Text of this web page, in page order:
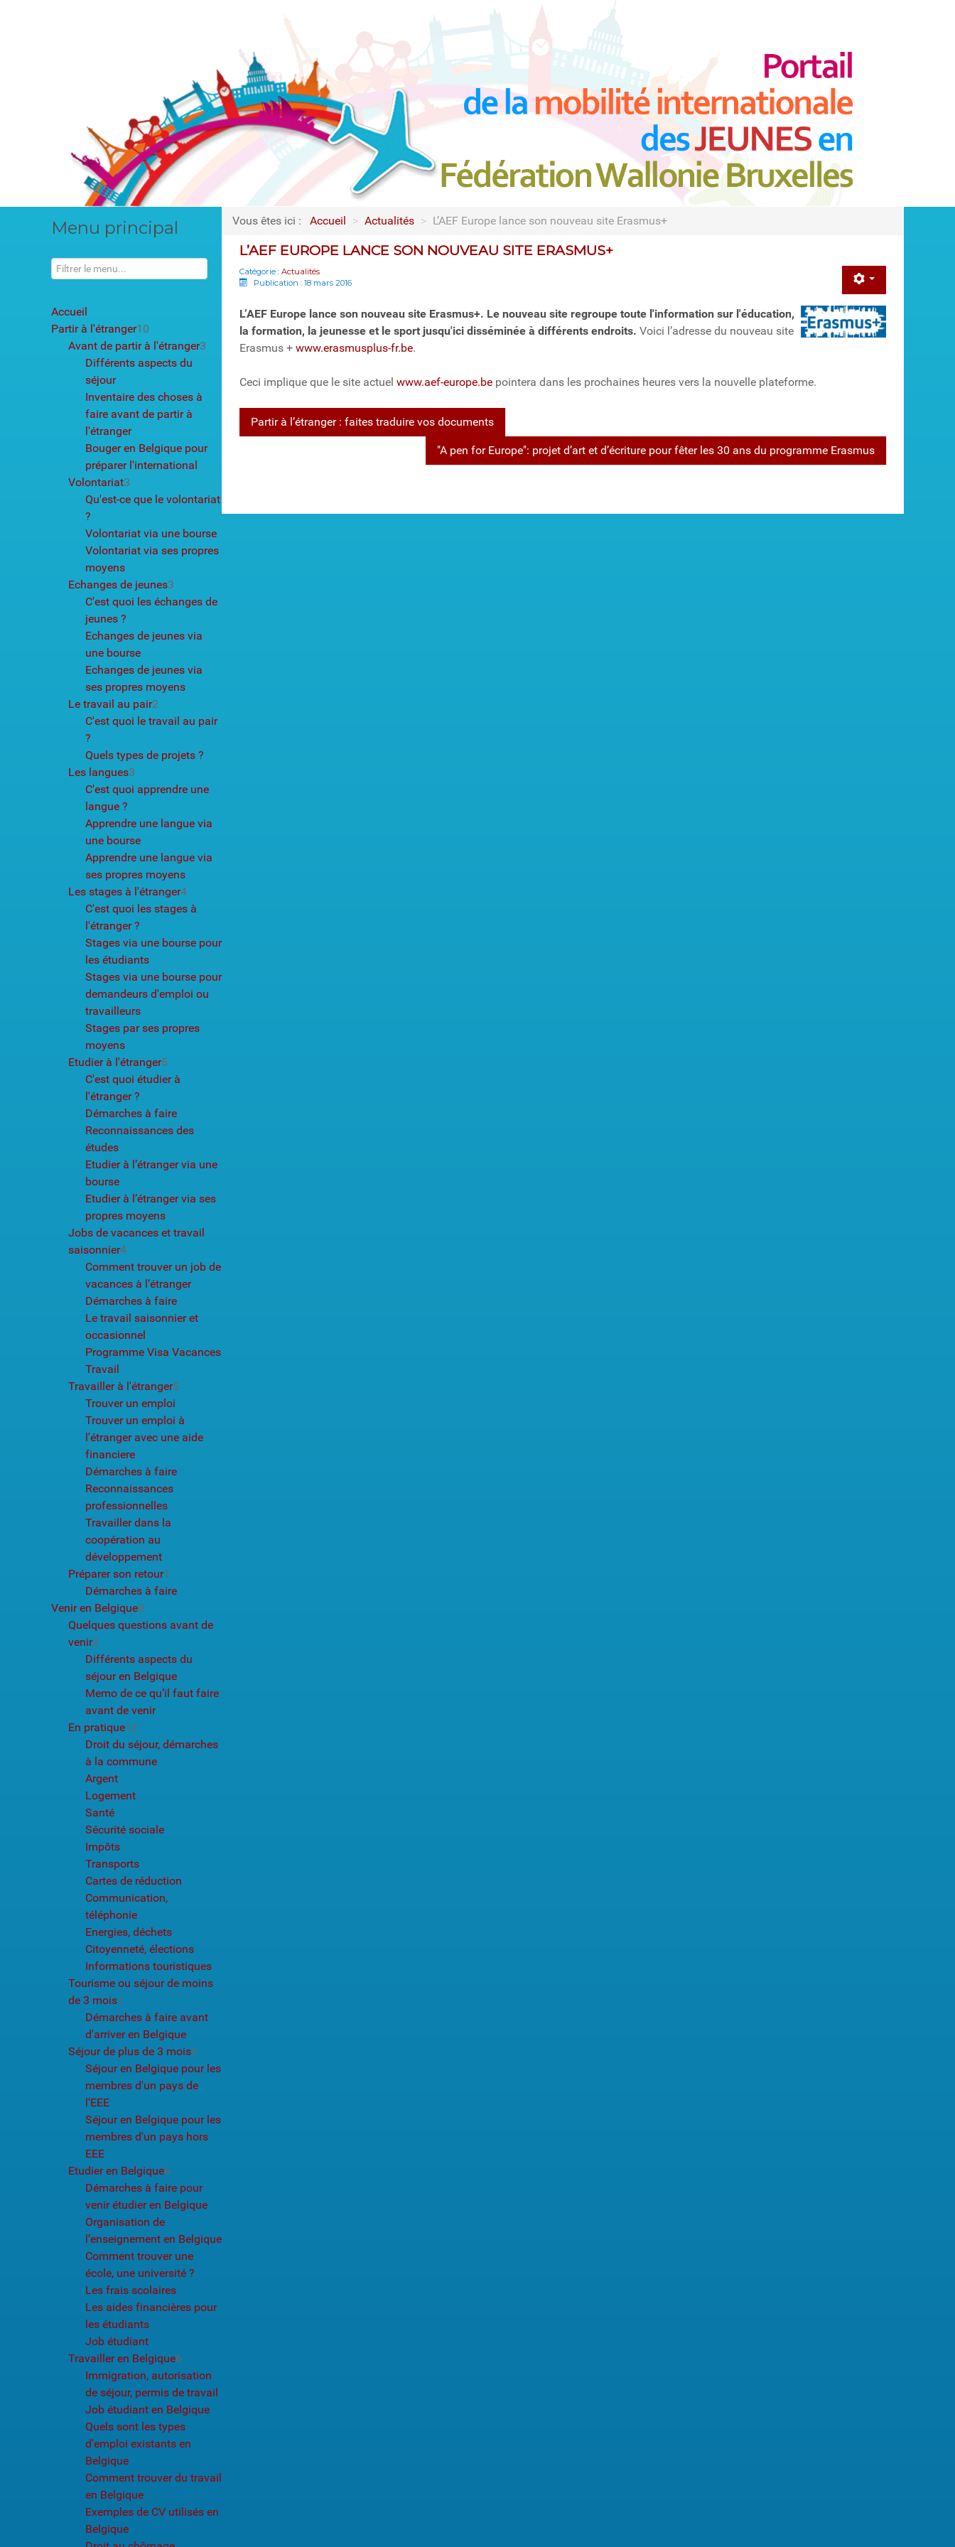
Menu principal
Accueil
Partir à l'étranger10
Avant de partir à l'étranger3
Différents aspects du
séjour
Inventaire des choses à
faire avant de partir à
l'étranger
Bouger en Belgique pour
préparer l'international
Volontariat3
Qu'est-ce que le volontariat
?
Volontariat via une bourse
Volontariat via ses propres
moyens
Echanges de jeunes3
C'est quoi les échanges de
jeunes ?
Echanges de jeunes via
une bourse
Echanges de jeunes via
ses propres moyens
Le travail au pair2
C'est quoi le travail au pair
?
Quels types de projets ?
Les langues3
C'est quoi apprendre une
langue ?
Apprendre une langue via
une bourse
Apprendre une langue via
ses propres moyens
Les stages à l'étranger4
C'est quoi les stages à
l'étranger ?
Stages via une bourse pour
les étudiants
Stages via une bourse pour
demandeurs d'emploi ou
travailleurs
Stages par ses propres
moyens
Etudier à l'étranger5
C'est quoi étudier à
l'étranger ?
Démarches à faire
Reconnaissances des
études
Etudier à l’étranger via une
bourse
Etudier à l’étranger via ses
propres moyens
Jobs de vacances et travail
saisonnier4
Comment trouver un job de
vacances à l’étranger
Démarches à faire
Le travail saisonnier et
occasionnel
Programme Visa Vacances
Travail
Travailler à l'étranger5
Trouver un emploi
Trouver un emploi à
l'étranger avec une aide
financiere
Démarches à faire
Reconnaissances
professionnelles
Travailler dans la
coopération au
développement
Préparer son retour1
Démarches à faire
Venir en Belgique8
Quelques questions avant de
venir2
Différents aspects du
séjour en Belgique
Memo de ce qu’il faut faire
avant de venir
En pratique12
Droit du séjour, démarches
à la commune
Argent
Logement
Santé
Sécurité sociale
Impôts
Transports
Cartes de réduction
Communication,
téléphonie
Energies, déchets
Citoyenneté, élections
Informations touristiques
Tourisme ou séjour de moins
de 3 mois1
Démarches à faire avant
d'arriver en Belgique
Séjour de plus de 3 mois2
Séjour en Belgique pour les
membres d'un pays de
l'EEE
Séjour en Belgique pour les
membres d'un pays hors
EEE
Etudier en Belgique6
Démarches à faire pour
venir étudier en Belgique
Organisation de
l’enseignement en Belgique
Comment trouver une
école, une université ?
Les frais scolaires
Les aides financières pour
les étudiants
Job étudiant
Travailler en Belgique6
Immigration, autorisation
de séjour, permis de travail
Job étudiant en Belgique
Quels sont les types
d'emploi existants en
Belgique
Comment trouver du travail
en Belgique
Exemples de CV utilisés en
Belgique
Vous êtes ici : Accueil > Actualités > L’AEF Europe lance son nouveau site Erasmus+
L’AEF EUROPE LANCE SON NOUVEAU SITE ERASMUS+
Catégorie : Actualités
Publication : 18 mars 2016
L’AEF Europe lance son nouveau site Erasmus+. Le nouveau site regroupe toute l'information sur l'éducation,
la formation, la jeunesse et le sport jusqu'ici disséminée à différents endroits. Voici l’adresse du nouveau site
Erasmus + www.erasmusplus-fr.be.
Ceci implique que le site actuel www.aef-europe.be pointera dans les prochaines heures vers la nouvelle plateforme.
Partir à l’étranger : faites traduire vos documents
"A pen for Europe": projet d’art et d’écriture pour fêter les 30 ans du programme Erasmus